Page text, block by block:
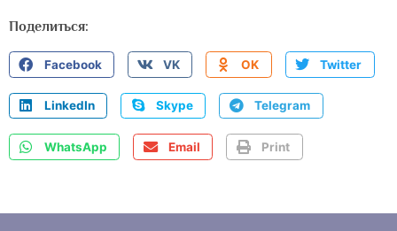
Поделиться:
Facebook VK OK Twitter
LinkedIn Skype Telegram
WhatsApp Email Print